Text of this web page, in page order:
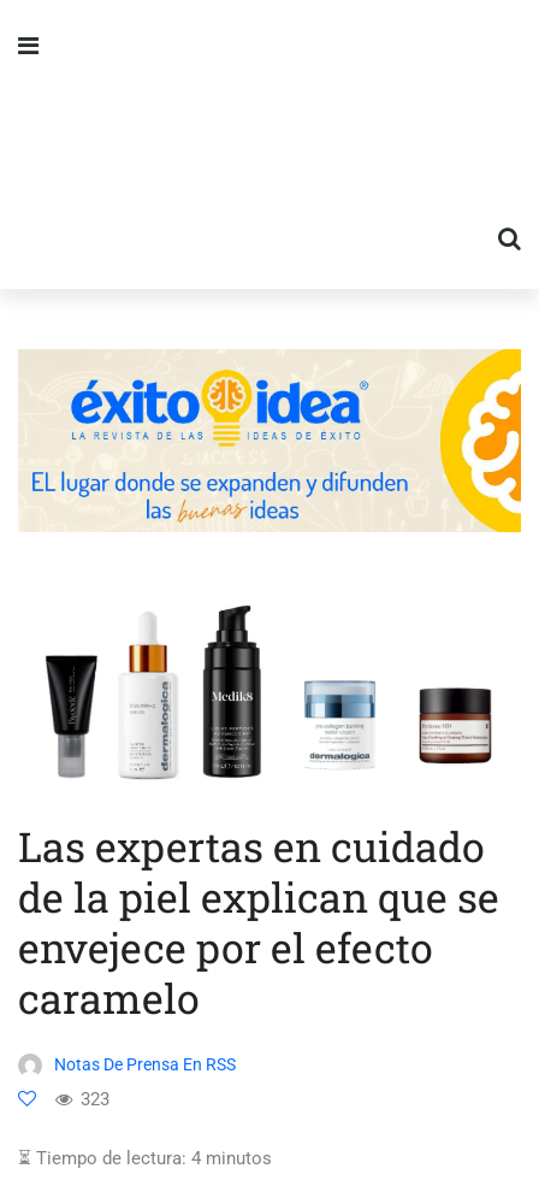
Las expertas en cuidado
de la piel explican que se
envejece por el efecto
caramelo
Notas De Prensa En RSS
323
⏳ Tiempo de lectura: 4 minutos